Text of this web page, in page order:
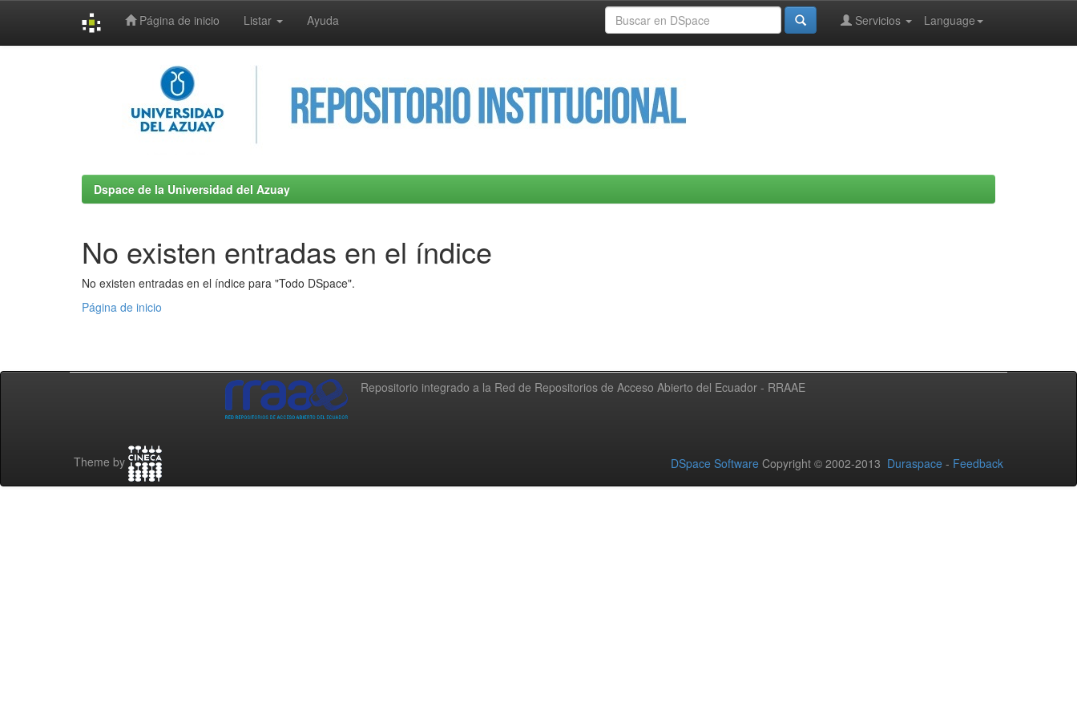
Página de inicio Listar Ayuda Language
Servicios
Dspace de la Universidad del Azuay
No existen entradas en el índice
No existen entradas en el índice para "Todo DSpace".
Página de inicio
Repositorio integrado a la Red de Repositorios de Acceso Abierto del Ecuador - RRAAE
Theme by DSpace Software Copyright © 2002-2013 Duraspace - Feedback